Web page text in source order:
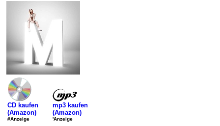
CD kaufen
(Amazon)
#Anzeige
mp3 kaufen
(Amazon)
'Anzeige